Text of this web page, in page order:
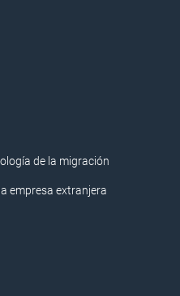
de la migración
empresa extranjera